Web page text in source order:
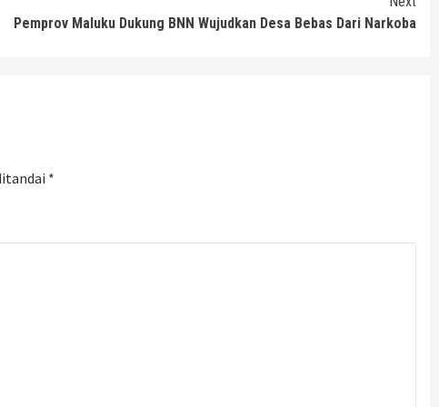
Pemprov Maluku Dukung BNN Wujudkan Desa Bebas Dari Narkoba
*